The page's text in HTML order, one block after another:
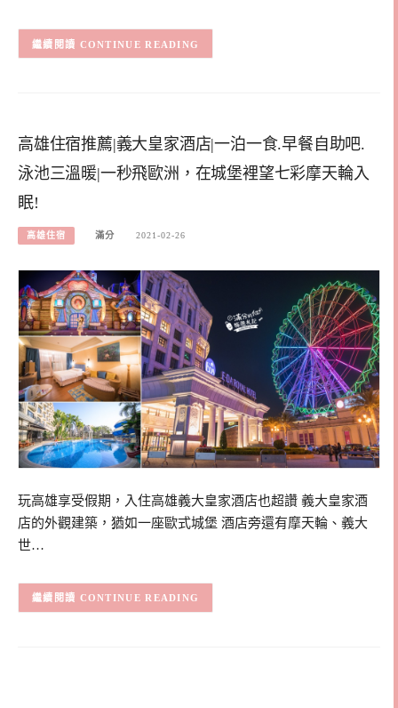
CONTINUE READING
高雄住宿推薦|義大皇家酒店|一泊一食.早餐自助吧.
泳池三溫暖|一秒飛歐洲，在城堡裡望七彩摩天輪入
眠!
高雄住宿 滿分 2021-02-26
玩高雄享受假期，入住高雄義大皇家酒店也超讚 義大皇家酒
店的外觀建築，猶如一座歐式城堡 酒店旁還有摩天輪、義大
世…
CONTINUE READING